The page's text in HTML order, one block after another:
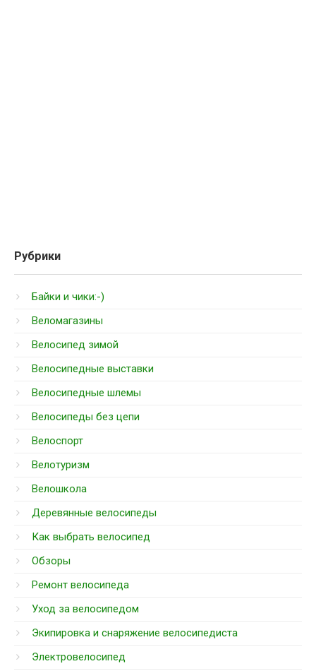
Рубрики
Байки и чики:-)
Веломагазины
Велосипед зимой
Велосипедные выставки
Велосипедные шлемы
Велосипеды без цепи
Велоспорт
Велотуризм
Велошкола
Деревянные велосипеды
Как выбрать велосипед
Обзоры
Ремонт велосипеда
Уход за велосипедом
Экипировка и снаряжение велосипедиста
Электровелосипед